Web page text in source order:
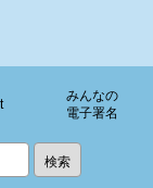
みんなの
電子署名